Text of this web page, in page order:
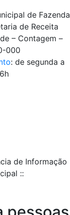
de Fazenda
de Receita
– Contagem –
000
: de segunda a
de Informação
::